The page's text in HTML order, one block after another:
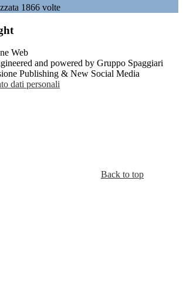
1866 volte
and powered by Gruppo Spaggiari
Publishing & New Social Media
dati personali
Back to top